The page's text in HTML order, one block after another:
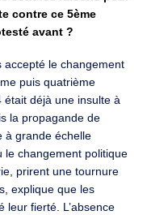
contre ce 5ème
avant ?
accepté le changement
puis quatrième
déjà une insulte à
la propagande de
à grande échelle
le changement politique
prirent une tournure
explique que les
leur fierté. L’absence